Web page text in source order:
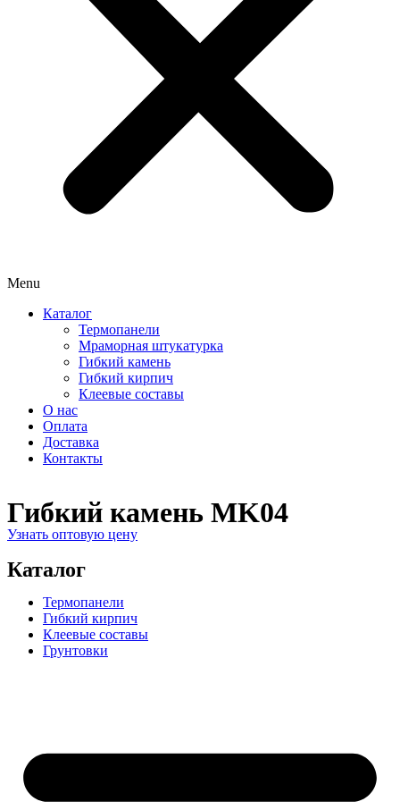
Menu
Каталог
Термопанели
Мраморная штукатурка
Гибкий камень
Гибкий кирпич
Клеевые составы
О нас
Оплата
Доставка
Контакты
Гибкий камень MK04
Узнать оптовую цену
Каталог
Термопанели
Гибкий кирпич
Клеевые составы
Грунтовки